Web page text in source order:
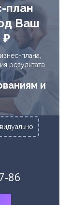
план
Ваш
₽
плана,
результата
и
86